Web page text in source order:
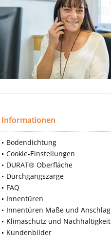
Informationen
Bodendichtung
Cookie-Einstellungen
DURAT® Oberfläche
Durchgangszarge
FAQ
Innentüren
Innentüren Maße und Anschlag
Klimaschutz und Nachhaltigkeit
Kundenbilder